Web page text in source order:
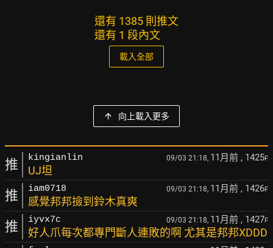
還有 1385 則推文
還有 1 段內文
載入全部
向上載入更多
推 kingianlin 09/03 21:18, 11月前 , 1425F
UJ坦
推 iam0718 09/03 21:18, 11月前 , 1426F
感覺邦邦撿到鈴木真爽
推 iyvx7c 09/03 21:18, 11月前 , 1427F
好人爪每次都專門斷人連敗的啊 尤其是邦邦XDDD